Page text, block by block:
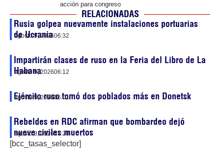
acción para congreso
RELACIONADAS
Rusia golpea nuevamente instalaciones portuarias
de Ucrania
agosto 9, 202606:32
Impartirán clases de ruso en la Feria del Libro de La
Habana
agosto 9, 202606:12
Ejército ruso tomó dos poblados más en Donetsk
agosto 9, 202606:01
Rebeldes en RDC afirman que bombardeo dejó
nueve civiles muertos
agosto 8, 202617:20
[bcc_tasas_selector]